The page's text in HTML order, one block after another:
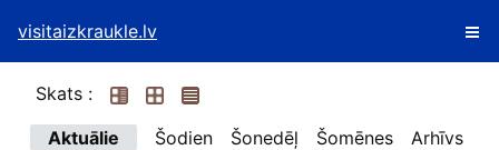
visitaizkraukle.lv
Skats :
Aktuālie
Šodien Šonedēļ Šomēnes Arhīvs